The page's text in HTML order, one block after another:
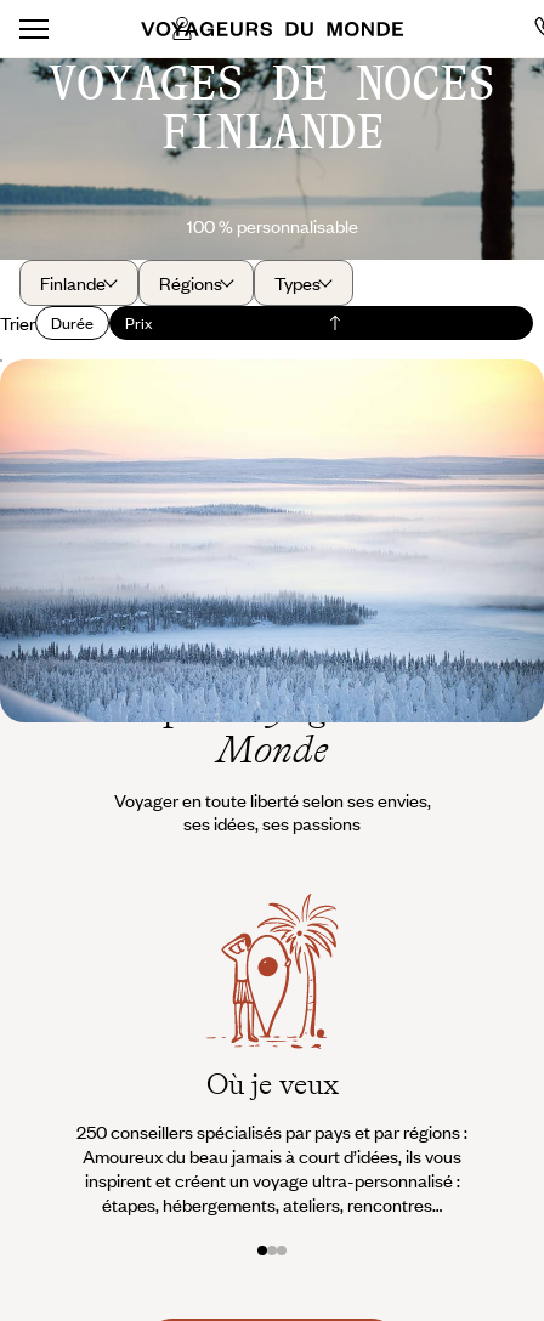
VOYAGES DE NOCES
FINLANDE
100 % personnalisable
Finlande Régions
Types
Trier
Durée Prix
Votre adresse douillette et paisible, pour adultes only, isolée en plein
cœur de la nature
5 jours, de CHF 3100 à CHF 3800
L’espritVoyageurs du
Monde
Voyager en toute liberté selon ses envies,
ses idées, ses passions
Où je veux
250 conseillers spécialisés par pays et par régions :
Amoureux du beau jamais à court d’idées, ils vous
inspirent et créent un voyage ultra-personnalisé :
étapes, hébergements, ateliers, rencontres…